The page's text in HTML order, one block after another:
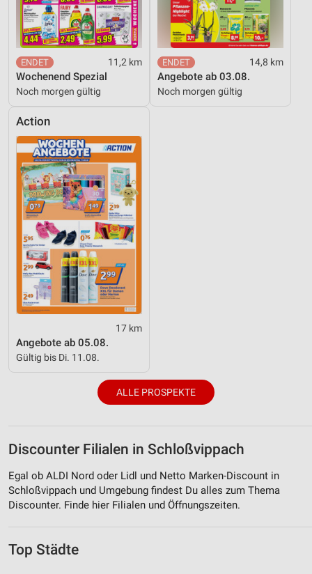
11,2 km
Wochenend Spezial
Noch morgen gültig
14,8 km
Angebote ab 03.08.
Noch morgen gültig
Action
17 km
Angebote ab 05.08.
Gültig bis Di. 11.08.
ALLE PROSPEKTE
Discounter Filialen in Schloßvippach
Egal ob ALDI Nord oder Lidl und Netto Marken-Discount in
Schloßvippach und Umgebung findest Du alles zum Thema
Discounter. Finde hier Filialen und Öffnungszeiten.
Top Städte